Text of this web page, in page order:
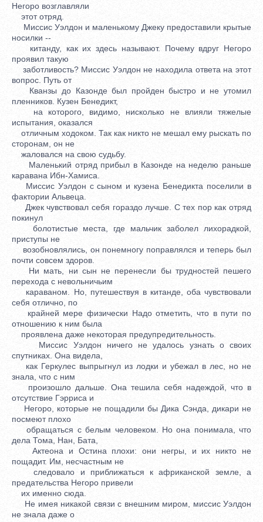
Негоро возглавляли
этот отряд.
Миссис Уэлдон и маленькому Джеку предоставили крытые
носилки --
китанду, как их здесь называют. Почему вдруг Негоро
проявил такую
заботливость? Миссис Уэлдон не находила ответа на этот
вопрос. Путь от
Кванзы до Казонде был пройден быстро и не утомил
пленников. Кузен Бенедикт,
на которого, видимо, нисколько не влияли тяжелые
испытания, оказался
отличным ходоком. Так как никто не мешал ему рыскать по
сторонам, он не
жаловался на свою судьбу.
Маленький отряд прибыл в Казонде на неделю раньше
каравана Ибн-Хамиса.
Миссис Уэлдон с сыном и кузена Бенедикта поселили в
фактории Альвеца.
Джек чувствовал себя гораздо лучше. С тех пор как отряд
покинул
болотистые места, где мальчик заболел лихорадкой,
приступы не
возобновлялись, он понемногу поправлялся и теперь был
почти совсем здоров.
Ни мать, ни сын не перенесли бы трудностей пешего
перехода с невольничьим
караваном. Но, путешествуя в китанде, оба чувствовали
себя отлично, по
крайней мере физически Надо отметить, что в пути по
отношению к ним была
проявлена даже некоторая предупредительность.
Миссис Уэлдон ничего не удалось узнать о своих
спутниках. Она видела,
как Геркулес выпрыгнул из лодки и убежал в лес, но не
знала, что с ним
произошло дальше. Она тешила себя надеждой, что в
отсутствие Гэрриса и
Негоро, которые не пощадили бы Дика Сэнда, дикари не
посмеют плохо
обращаться с белым человеком. Но она понимала, что
дела Тома, Нан, Бата,
Актеона и Остина плохи: они негры, и их никто не
пощадит. Им, несчастным не
следовало и приближаться к африканской земле, а
предательства Негоро привели
их именно сюда.
Не имея никакой связи с внешним миром, миссис Уэлдон
не знала даже о